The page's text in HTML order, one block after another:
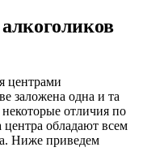
центрами
заложена одна и та
отличия по
обладают всем
Ниже приведем